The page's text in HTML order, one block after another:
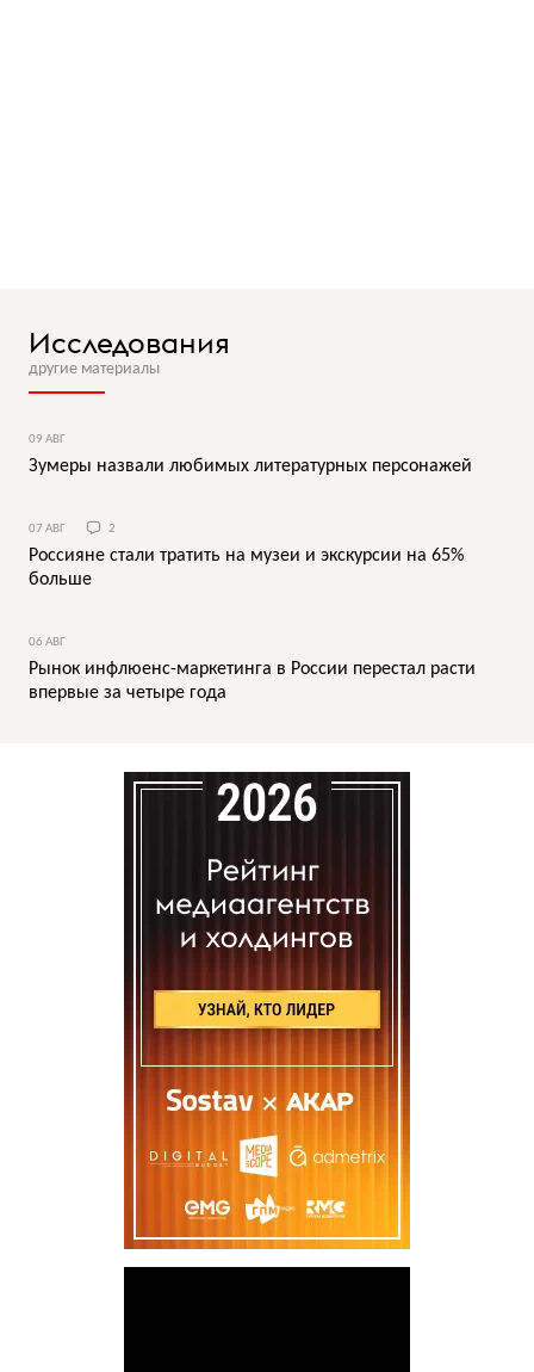
Исследования
другие материалы
09 АВГ
Зумеры назвали любимых литературных персонажей
07 АВГ 2
Россияне стали тратить на музеи и экскурсии на 65%
больше
06 АВГ
Рынок инфлюенс-маркетинга в России перестал расти
впервые за четыре года